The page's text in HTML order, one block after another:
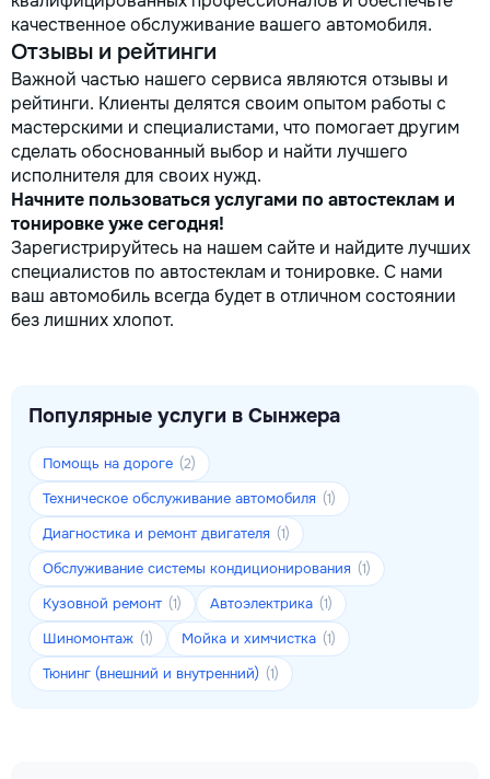
качественное обслуживание вашего автомобиля.
Отзывы и рейтинги
Важной частью нашего сервиса являются отзывы и
рейтинги. Клиенты делятся своим опытом работы с
мастерскими и специалистами, что помогает другим
сделать обоснованный выбор и найти лучшего
исполнителя для своих нужд.
Начните пользоваться услугами по автостеклам и
тонировке уже сегодня!
Зарегистрируйтесь на нашем сайте и найдите лучших
специалистов по автостеклам и тонировке. С нами
ваш автомобиль всегда будет в отличном состоянии
без лишних хлопот.
Популярные услуги в Сынжера
Помощь на дороге (2)
Техническое обслуживание автомобиля (1)
Диагностика и ремонт двигателя (1)
Обслуживание системы кондиционирования (1)
Кузовной ремонт (1) Автоэлектрика (1)
Шиномонтаж (1) Мойка и химчистка (1)
Тюнинг (внешний и внутренний) (1)